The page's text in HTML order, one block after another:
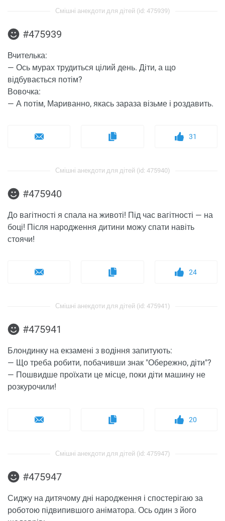
Смішні анекдоти для дітей (id: 475939)
#475939
Вчителька:
— Ось мурах трудиться цілий день. Діти, а що
відбувається потім?
Вовочка:
— А потім, Мариванно, якась зараза візьме і роздавить.
31
Смішні анекдоти для дітей (id: 475940)
#475940
До вагітності я спала на животі! Під час вагітності — на
боці! Після народження дитини можу спати навіть
стоячи!
24
Смішні анекдоти для дітей (id: 475941)
#475941
Блондинку на екзамені з водіння запитують:
— Що треба робити, побачивши знак "Обережно, діти"?
— Пошвидше проїхати це місце, поки діти машину не
розкурочили!
20
Смішні анекдоти для дітей (id: 475947)
#475947
Сиджу на дитячому дні народження і спостерігаю за
роботою підвипившого аніматора. Ось один з його